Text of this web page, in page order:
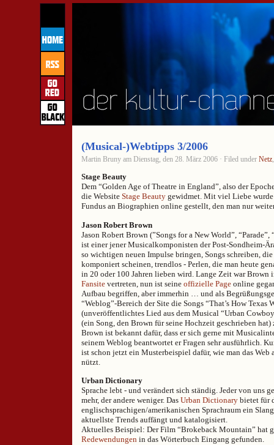
(Musical-)Webtipps 3/2006
Martin Bruny am Dienstag, den 28. März 2006 · Filed under Netz
Stage Beauty
Dem “Golden Age of Theatre in England”, also der
die Website Stage Beauty gewidmet. Mit viel Liebe
Fundus an Biographien online gestellt, den man nur
Jason Robert Brown
Jason Robert Brown (”Songs for a New World”,
ist einer jener Musicalkomponisten der Post-Sondheim-
so wichtigen neuen Impulse bringen, Songs schreiben,
komponiert scheinen, trendlos - Perlen, die man heute
in 20 oder 100 Jahren lieben wird. Lange Zeit war Brown
Fansite vertreten, nun ist seine offizielle Page online
Aufbau begriffen, aber immerhin … und als
“Weblog”-Bereich der Site die Songs “That’s How Texas
(unveröffentlichtes Lied aus dem Musical “Urban
(ein Song, den Brown für seine Hochzeit geschrieben
Brown ist bekannt dafür, dass er sich gerne mit
seinem Weblog beantwortet er Fragen sehr ausführlich.
ist schon jetzt ein Musterbeispiel dafür, wie man das
nützt.
Urban Dictionary
Sprache lebt - und verändert sich ständig. Jeder von uns
mehr, der andere weniger. Das Urban Dictionary bietet für
englischsprachigen/amerikanischen Sprachraum ein
aktuellste Trends auffängt und katalogisiert.
Aktuelles Beispiel: Der Film “Brokeback Mountain” hat
Redewendungen in das Wörterbuch Eingang gefunden.